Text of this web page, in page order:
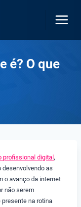
é? O que
profissional digital ,
as
o avanço da internet
não serem
na rotina